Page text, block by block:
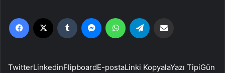
Facebook Tumblr MessengerWhatsApp
TwitterLinkedinFlipboardE-postaLinki KopyalaYazı TipiGün